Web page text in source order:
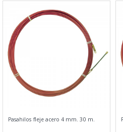
Pasahilos fleje acero 4 mm. 30 m.